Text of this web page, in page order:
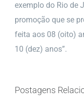
exemplo do Rio de
promoção que se
feita aos 08 (oito)
10 (dez) anos”.
Postagens